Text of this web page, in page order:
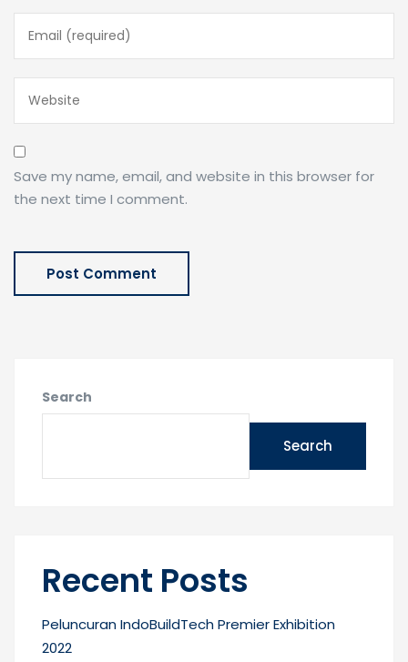
Save my name, email, and website in this browser for
the next time I comment.
Search
Search
Recent Posts
Peluncuran IndoBuildTech Premier Exhibition
2022